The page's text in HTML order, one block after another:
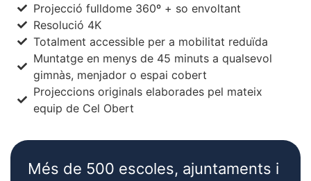
Projecció fulldome 360º + so envoltant
Resolució 4K
Totalment accessible per a mobilitat reduïda
Muntatge en menys de 45 minuts a qualsevol
gimnàs, menjador o espai cobert
Projeccions originals elaborades pel mateix
equip de Cel Obert
Més de 500 escoles, ajuntaments i